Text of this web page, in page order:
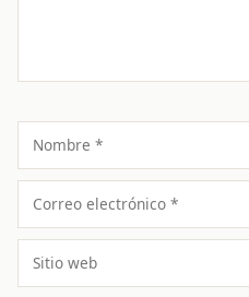
Nombre
Correo
electrónico
Sitio
web